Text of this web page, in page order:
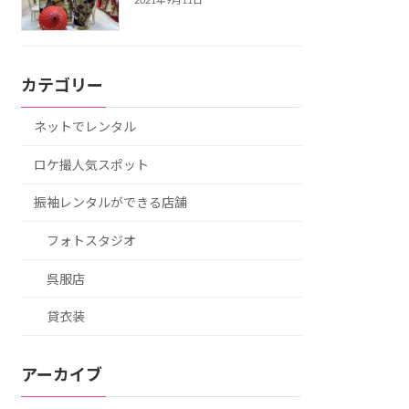
カテゴリー
ネットでレンタル
ロケ撮人気スポット
振袖レンタルができる店舗
フォトスタジオ
呉服店
貸衣装
アーカイブ